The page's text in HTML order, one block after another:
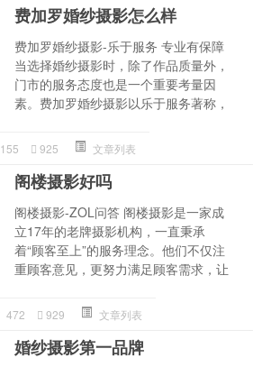
费加罗婚纱摄影怎么样
费加罗婚纱摄影-乐于服务 专业有保障
当选择婚纱摄影时，除了作品质量外，
门市的服务态度也是一个重要考量因
素。费加罗婚纱摄影以乐于服务著称，
155 925 文章列表
阁楼摄影好吗
阁楼摄影-ZOL问答 阁楼摄影是一家成
立17年的老牌摄影机构，一直秉承
着“顾客至上”的服务理念。他们不仅注
重顾客意见，更努力满足顾客需求，让
472 929 文章列表
婚纱摄影第一品牌